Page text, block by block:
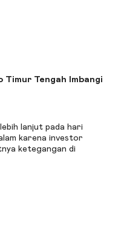
Timur Tengah Imbangi
lanjut pada hari
karena investor
ketegangan di